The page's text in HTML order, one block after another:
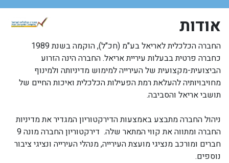
אודות
החברה הכלכלית לאריאל בע"מ (חכ"ל), הוקמה בשנת 1989
כחברה פרטית בבעלות עיריית אריאל. החברה הינה הזרוע
הביצועית-מקצועית של העירייה למימוש מדיניותה ולמינוף
מחויבויותיה להעלאת רמת הפעילות הכלכלית ואיכות החיים של
תושבי אריאל והסביבה.
ניהול החברה מתבצע באמצעות הדירקטוריון המגדיר את מדיניות
החברה ומתווה את קווי המתאר שלה. דירקטוריון החברה מונה 9
חברים ומורכב מנציגי מועצת העירייה, מנהלי העירייה ונציגי ציבור
נוספים.